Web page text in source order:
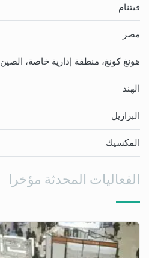
فيتنام
مصر
هونغ كونغ، منطقة إدارية خاصة، الصين
الهند
البرازيل
المكسيك
الفعاليات المحدثة مؤخرا